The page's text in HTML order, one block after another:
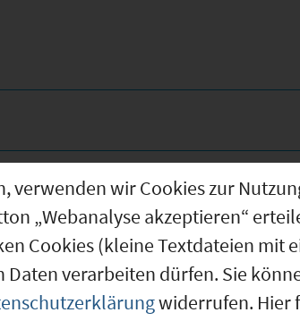
verwenden wir Cookies zur
„Webanalyse akzeptieren“
Cookies (kleine Textdateien mit
Daten verarbeiten dürfen. Sie
widerrufen. Hier